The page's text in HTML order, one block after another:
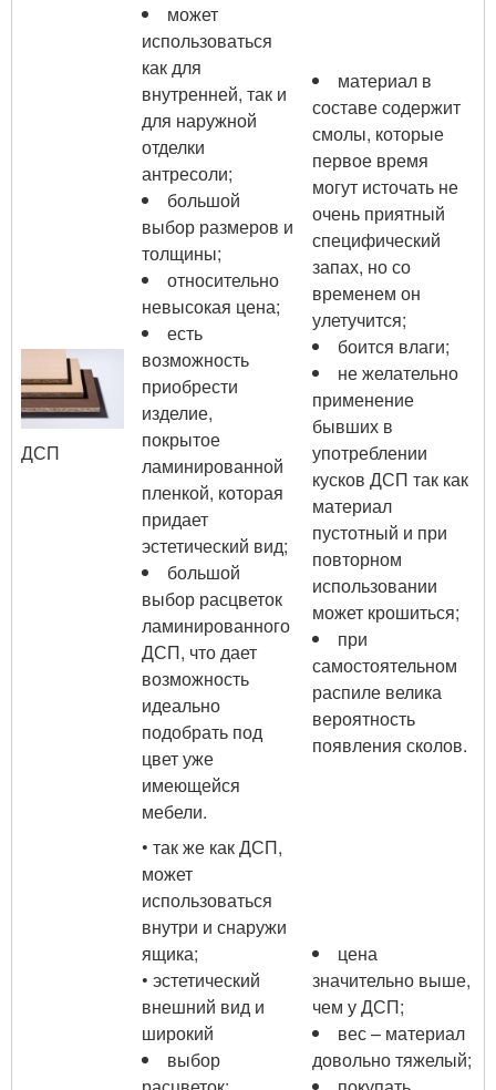
ДСП
может
использоваться
как для
внутренней, так и
для наружной
отделки
антресоли;
большой
выбор размеров и
толщины;
относительно
невысокая цена;
есть
возможность
приобрести
изделие,
покрытое
ламинированной
пленкой, которая
придает
эстетический вид;
большой
выбор расцветок
ламинированного
ДСП, что дает
возможность
идеально
подобрать под
цвет уже
имеющейся
мебели.
материал в
составе содержит
смолы, которые
первое время
могут источать не
очень приятный
специфический
запах, но со
временем он
улетучится;
боится влаги;
не желательно
применение
бывших в
употреблении
кусков ДСП так как
материал
пустотный и при
повторном
использовании
может крошиться;
при
самостоятельном
распиле велика
вероятность
появления сколов.
• так же как ДСП,
может
использоваться
внутри и снаружи
ящика;
• эстетический
внешний вид и
широкий
выбор
цена
значительно выше,
чем у ДСП;
вес – материал
довольно тяжелый;